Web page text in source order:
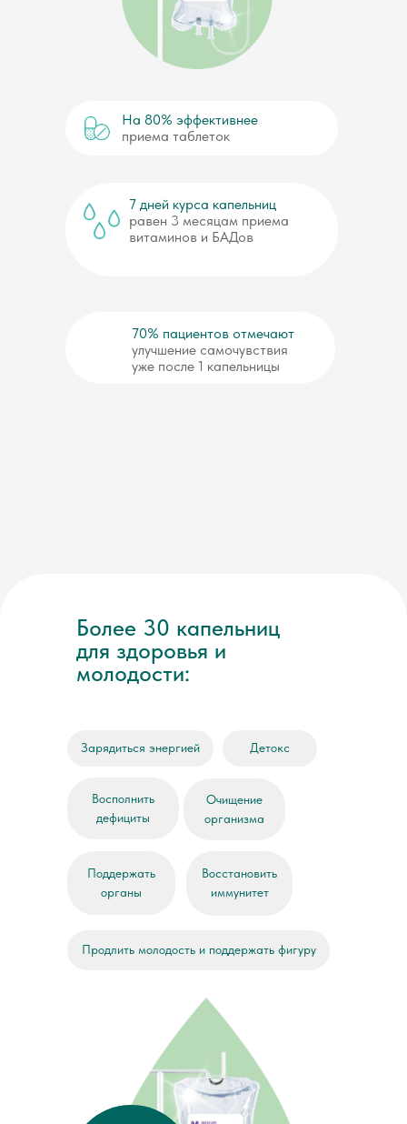
На 80% эффективнее
приема таблеток
7 дней курса капельниц
равен 3 месяцам приема
витаминов и БАДов
70% пациентов отмечают
улучшение самочувствия
уже после 1 капельницы
Более 30 капельниц
для здоровья и
молодости:
Зарядиться энергией
Восполнить
дефициты
Продлить молодость и поддержать фигуру
Восстановить
иммунитет
Очищение
организма
Поддержать
органы
Детокс